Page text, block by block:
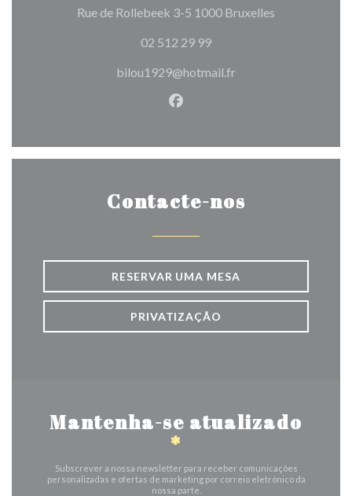
Rue de Rollebeek 3-5 1000 Bruxelles
02 512 29 99
bilou1929@hotmail.fr
Facebook ((abre numa nova
Contacte-nos
RESERVAR UMA MESA
PRIVATIZAÇÃO
Mantenha-se atualizado
*
Subscrever a nossa newsletter para receber comunicações
personalizadas e ofertas de marketing por correio eletrónico da
nossa parte.